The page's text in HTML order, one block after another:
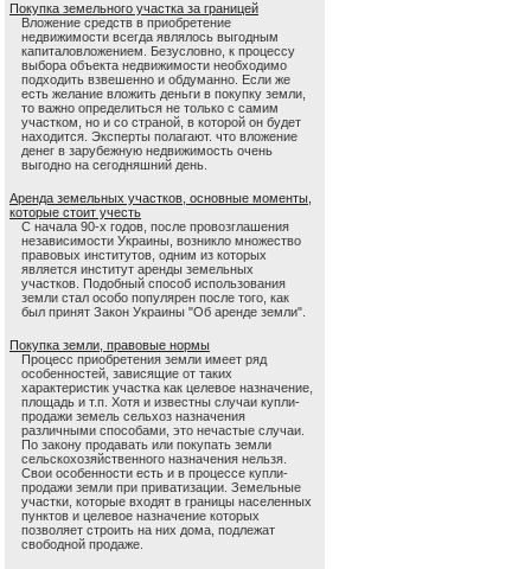
Покупка земельного участка за границей
Вложение средств в приобретение
недвижимости всегда являлось выгодным
капиталовложением. Безусловно, к процессу
выбора объекта недвижимости необходимо
подходить взвешенно и обдуманно. Если же
есть желание вложить деньги в покупку земли,
то важно определиться не только с самим
участком, но и со страной, в которой он будет
находится. Эксперты полагают. что вложение
денег в зарубежную недвижимость очень
выгодно на сегодняшний день.
Аренда земельных участков, основные моменты,
которые стоит учесть
С начала 90-х годов, после провозглашения
независимости Украины, возникло множество
правовых институтов, одним из которых
является институт аренды земельных
участков. Подобный способ использования
земли стал особо популярен после того, как
был принят Закон Украины "Об аренде земли".
Покупка земли, правовые нормы
Процесс приобретения земли имеет ряд
особенностей, зависящие от таких
характеристик участка как целевое назначение,
площадь и т.п. Хотя и известны случаи купли-
продажи земель сельхоз назначения
различными способами, это нечастые случаи.
По закону продавать или покупать земли
сельскохозяйственного назначения нельзя.
Свои особенности есть и в процессе купли-
продажи земли при приватизации. Земельные
участки, которые входят в границы населенных
пунктов и целевое назначение которых
позволяет строить на них дома, подлежат
свободной продаже.